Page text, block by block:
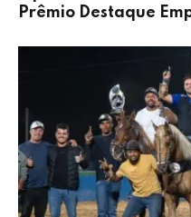
Prêmio Destaque